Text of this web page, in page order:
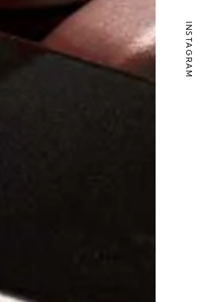
INSTAGRAM